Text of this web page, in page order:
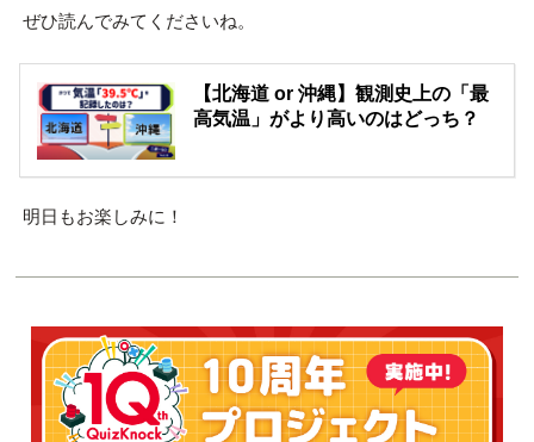
ぜひ読んでみてくださいね。
【北海道 or 沖縄】観測史上の「最
高気温」がより高いのはどっち？
明日もお楽しみに！